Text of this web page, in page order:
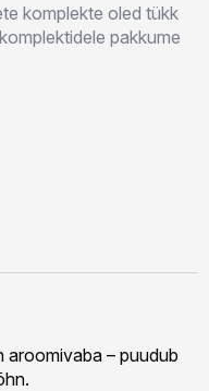
komplekte oled tükk
pakkume
aroomivaba – puudub